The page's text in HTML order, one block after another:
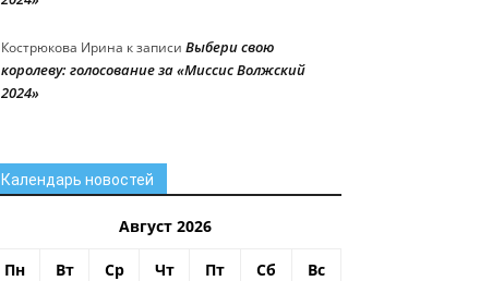
Кострюкова Ирина к записи Выбери свою
королеву: голосование за «Миссис Волжский
2024»
Календарь новостей
Август 2026
Пн Вт Ср Чт Пт Сб Вс